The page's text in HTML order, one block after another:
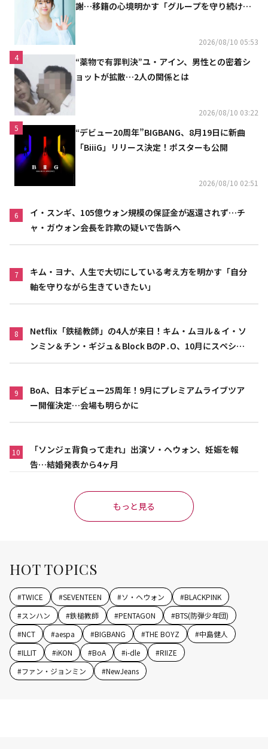
謝…移籍の心境明かす「グループを守り続け
2026/08/10 05:53
4
“薬物で有罪判決”ユ・アイン、男性との密着シ
ョットが拡散…2人の関係とは
2026/08/10 03:22
5
“デビュー20周年”BIGBANG、8月19日に新曲
「BiiiG」リリース決定！ポスターも公開
2026/08/10 02:51
6
イ・スンギ、105億ウォン規模の保証金が返還されず…チ
ャ・ガウォン会長を詐欺の疑いで告訴へ
7
キム・ヨナ、人生で大切にしている考え方を明かす「自分
軸を守りながら生きていきたい」
8
Netflix「鉄槌教師」の4人が来日！キム・ムヨル＆イ・ソ
ンミン＆チン・ギジュ＆Block BのP․O、10月にスペシャ
9
BoA、日本デビュー25周年！9月にプレミアムライブツア
ー開催決定…会場も明らかに
10
「ソンジェ背負って走れ」出演ソ・ヘウォン、妊娠を報
告…結婚発表から4ヶ月
もっと見る
HOT TOPICS
#TWICE #SEVENTEEN #ソ・ヘウォン #BLACKPINK
#スンハン #鉄槌教師 #PENTAGON #BTS(防弾少年団)
#NCT #aespa #BIGBANG #THE BOYZ #中島健人
#ILLIT #iKON #BoA #i-dle #RIIZE
#ファン・ジョンミン #NewJeans